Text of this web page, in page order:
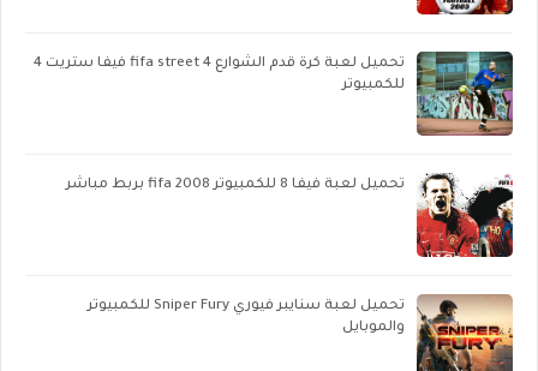
تحميل لعبة كرة قدم الشوارع fifa street 4 فيفا ستريت 4
للكمبيوتر
تحميل لعبة فيفا 8 للكمبيوتر fifa 2008 بربط مباشر
تحميل لعبة سنايبر فيوري Sniper Fury للكمبيوتر
والموبايل